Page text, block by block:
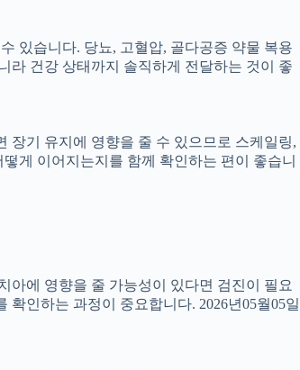
있습니다. 당뇨, 고혈압, 골다공증 약물 복용
라 건강 상태까지 솔직하게 전달하는 것이 좋
장기 유지에 영향을 줄 수 있으므로 스케일링,
게 이어지는지를 함께 확인하는 편이 좋습니
아에 영향을 줄 가능성이 있다면 검진이 필요
인하는 과정이 중요합니다. 2026년05월05일